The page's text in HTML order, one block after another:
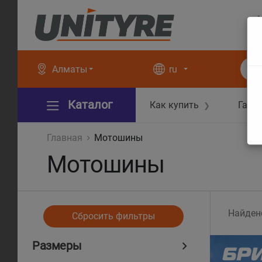
Алматы ru
Каталог Как купить ❯
Главная Мотошины
Мотошины
Сбросить фильтры
Размеры